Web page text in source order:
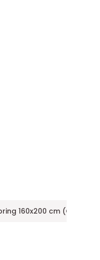
160x200 cm (Queen